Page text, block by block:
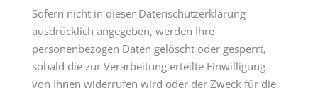
Sofern nicht in dieser Datenschutzerklärung
ausdrücklich angegeben, werden Ihre
personenbezogen Daten gelöscht oder gesperrt,
sobald die zur Verarbeitung erteilte Einwilligung
von Ihnen widerrufen wird oder der Zweck für die